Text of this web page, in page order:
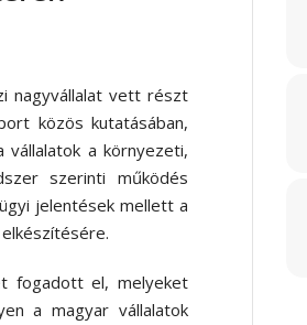
nagyvállalat vett részt
közös kutatásában,
a környezeti,
szerinti működés
jelentések mellett a
fogadott el, melyeket
a magyar vállalatok